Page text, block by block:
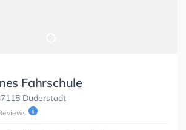
Fahrschule
Duderstadt